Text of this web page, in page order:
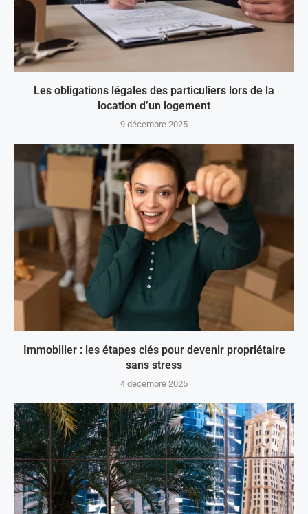
Les obligations légales des particuliers lors de la
location d’un logement
9 décembre 2025
Immobilier : les étapes clés pour devenir propriétaire
sans stress
4 décembre 2025